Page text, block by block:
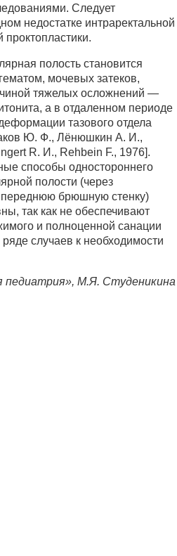
Следует
недостатке интраректальной
полость становится
мочевых затеков,
тяжелых осложнений —
а в отдаленном периоде
тазового отдела
Ю. Ф., Лёнюшкин А. И.,
R. И., Rehbein F., 1976].
способы одностороннего
полости (через
переднюю брюшную стенку)
так как не обеспечивают
и полноценной санации
случаев к необходимости
педиатрия», М.Я. Студеникина